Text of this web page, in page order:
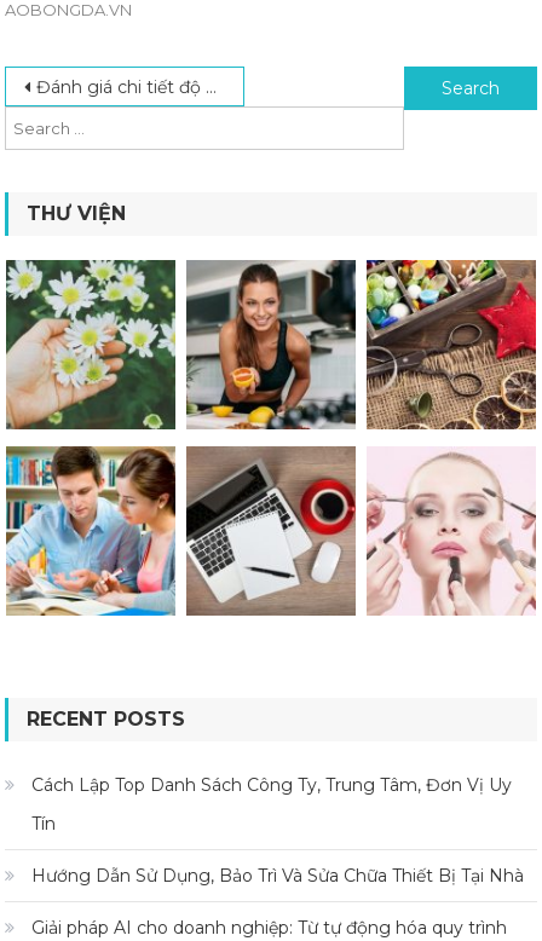
AOBONGDA.VN
Post navigation
Đánh giá chi tiết độ uy tín và chất lượng của AOBONGDA.VN Search for:
THƯ VIỆN
RECENT POSTS
Cách Lập Top Danh Sách Công Ty, Trung Tâm, Đơn Vị Uy
Tín
Hướng Dẫn Sử Dụng, Bảo Trì Và Sửa Chữa Thiết Bị Tại Nhà
Giải pháp AI cho doanh nghiệp: Từ tự động hóa quy trình